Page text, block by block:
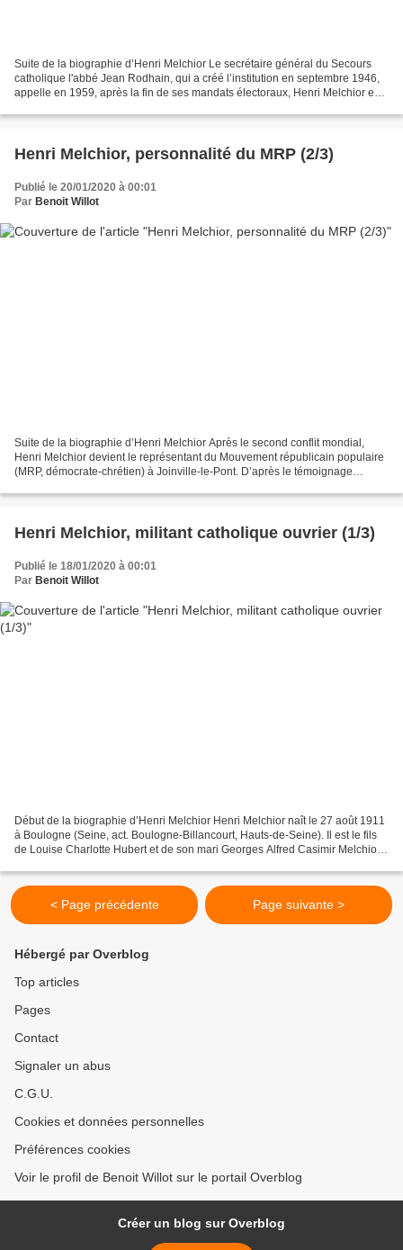
Suite de la biographie d’Henri Melchior Le secrétaire général du Secours
catholique l'abbé Jean Rodhain, qui a créé l’institution en septembre 1946,
appelle en 1959, après la fin de ses mandats électoraux, Henri Melchior en
Henri Melchior, personnalité du MRP (2/3)
Publié le 20/01/2020 à 00:01
Par Benoit Willot
Suite de la biographie d’Henri Melchior Après le second conflit mondial,
Henri Melchior devient le représentant du Mouvement républicain populaire
(MRP, démocrate-chrétien) à Joinville-le-Pont. D’après le témoignage
Henri Melchior, militant catholique ouvrier (1/3)
Publié le 18/01/2020 à 00:01
Par Benoit Willot
Début de la biographie d’Henri Melchior Henri Melchior naît le 27 août 1911
à Boulogne (Seine, act. Boulogne-Billancourt, Hauts-de-Seine). Il est le fils
de Louise Charlotte Hubert et de son mari Georges Alfred Casimir Melchior,
< Page précédente Page suivante >
Hébergé par Overblog
Top articles
Pages
Contact
Signaler un abus
C.G.U.
Cookies et données personnelles
Préférences cookies
Voir le profil de Benoit Willot sur le portail Overblog
Créer un blog sur Overblog